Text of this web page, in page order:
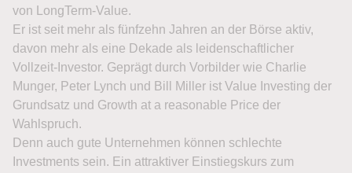
von LongTerm-Value.
Er ist seit mehr als fünfzehn Jahren an der Börse aktiv,
davon mehr als eine Dekade als leidenschaftlicher
Vollzeit-Investor. Geprägt durch Vorbilder wie Charlie
Munger, Peter Lynch und Bill Miller ist Value Investing der
Grundsatz und Growth at a reasonable Price der
Wahlspruch.
Denn auch gute Unternehmen können schlechte
Investments sein. Ein attraktiver Einstiegskurs zum